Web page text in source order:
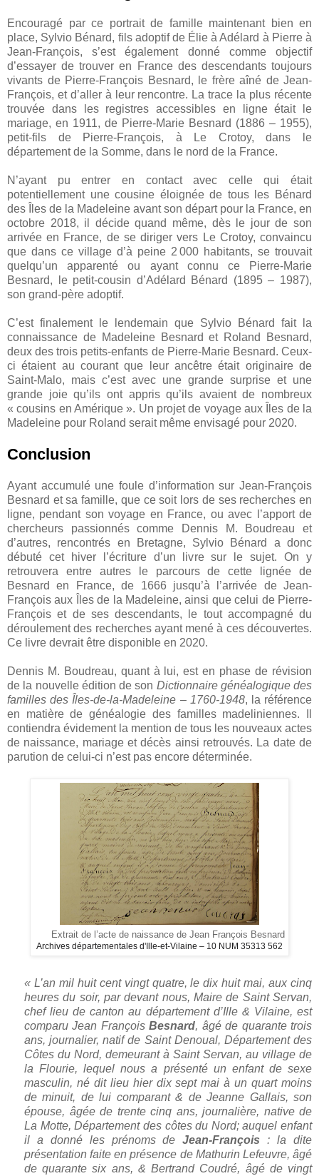
Encouragé par ce portrait de famille maintenant bien en
place, Sylvio Bénard, fils adoptif de Élie à Adélard à Pierre à
Jean-François, s’est également donné comme objectif
d’essayer de trouver en France des descendants toujours
vivants de Pierre-François Besnard, le frère aîné de Jean-
François, et d’aller à leur rencontre. La trace la plus récente
trouvée dans les registres accessibles en ligne était le
mariage, en 1911, de Pierre-Marie Besnard (1886 – 1955),
petit-fils de Pierre-François, à Le Crotoy, dans le
département de la Somme, dans le nord de la France.
N’ayant pu entrer en contact avec celle qui était
potentiellement une cousine éloignée de tous les Bénard
des Îles de la Madeleine avant son départ pour la France, en
octobre 2018, il décide quand même, dès le jour de son
arrivée en France, de se diriger vers Le Crotoy, convaincu
que dans ce village d’à peine 2 000 habitants, se trouvait
quelqu’un apparenté ou ayant connu ce Pierre-Marie
Besnard, le petit-cousin d’Adélard Bénard (1895 – 1987),
son grand-père adoptif.
C’est finalement le lendemain que Sylvio Bénard fait la
connaissance de Madeleine Besnard et Roland Besnard,
deux des trois petits-enfants de Pierre-Marie Besnard. Ceux-
ci étaient au courant que leur ancêtre était originaire de
Saint-Malo, mais c’est avec une grande surprise et une
grande joie qu’ils ont appris qu’ils avaient de nombreux
« cousins en Amérique ». Un projet de voyage aux Îles de la
Madeleine pour Roland serait même envisagé pour 2020.
Conclusion
Ayant accumulé une foule d’information sur Jean-François
Besnard et sa famille, que ce soit lors de ses recherches en
ligne, pendant son voyage en France, ou avec l’apport de
chercheurs passionnés comme Dennis M. Boudreau et
d’autres, rencontrés en Bretagne, Sylvio Bénard a donc
débuté cet hiver l’écriture d’un livre sur le sujet. On y
retrouvera entre autres le parcours de cette lignée de
Besnard en France, de 1666 jusqu’à l’arrivée de Jean-
François aux Îles de la Madeleine, ainsi que celui de Pierre-
François et de ses descendants, le tout accompagné du
déroulement des recherches ayant mené à ces découvertes.
Ce livre devrait être disponible en 2020.
Dennis M. Boudreau, quant à lui, est en phase de révision
de la nouvelle édition de son Dictionnaire généalogique des
familles des Îles-de-la-Madeleine – 1760-1948, la référence
en matière de généalogie des familles madeliniennes. Il
contiendra évidement la mention de tous les nouveaux actes
de naissance, mariage et décès ainsi retrouvés. La date de
parution de celui-ci n’est pas encore déterminée.
Extrait de l’acte de naissance de Jean François Besnard
Archives départementales d'Ille-et-Vilaine – 10 NUM 35313 562
« L’an mil huit cent vingt quatre, le dix huit mai, aux cinq
heures du soir, par devant nous, Maire de Saint Servan,
chef lieu de canton au département d’Ille & Vilaine, est
comparu Jean FrançoisBesnard, âgé de quarante trois
ans, journalier, natif de Saint Denoual, Département des
Côtes du Nord, demeurant à Saint Servan, au village de
la Flourie, lequel nous a présenté un enfant de sexe
masculin, né dit lieu hier dix sept mai à un quart moins
de minuit, de lui comparant & de Jeanne Gallais, son
épouse, âgée de trente cinq ans, journalière, native de
La Motte, Département des côtes du Nord; auquel enfant
il a donné les prénoms deJean-François : la dite
présentation faite en présence de Mathurin Lefeuvre, âgé
de quarante six ans, & Bertrand Coudré, âgé de vingt